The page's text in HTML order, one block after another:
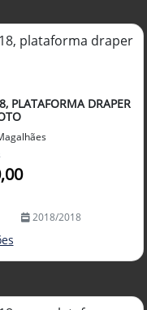
PLATAFORMA DRAPER
2018/2018